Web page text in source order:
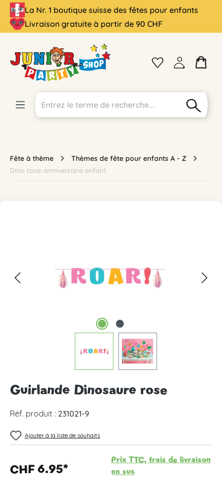
principal
La Nr. 1 boutique suisse des fêtes pour enfants
Livraison gratuite à partir de 90 CHF
Fête à thème
Thèmes de fête pour enfants A - Z
Dino rose anniversaire enfant
Guirlande Dinosaure rose
Réf. produit : 231021-9
Ajouter à la liste de souhaits
CHF 6.95*
Prix TTC, frais de livraison
en sus